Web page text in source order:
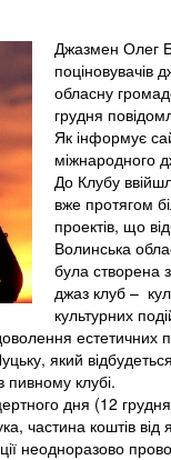
Джазмен Олег
поціновувачів
обласну
грудня
Як інформує
міжнародного
До Клубу
вже протягом
проектів, що
Волинська
була створена
джаз клуб –
культурних
естетичних
який
пивному клубі.
дня (12
частина коштів
неодноразово